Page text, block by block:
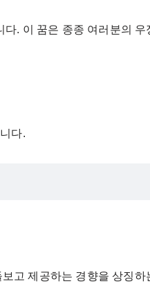
. 이 꿈은 종종 여러분의
다.
고 제공하는 경향을 상징하